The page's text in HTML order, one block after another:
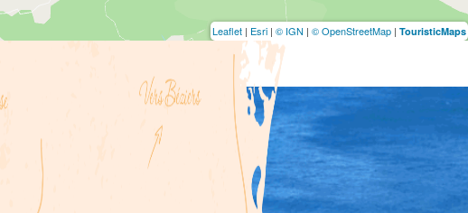
Leaflet | Esri | © IGN | © OpenStreetMap | TouristicMaps